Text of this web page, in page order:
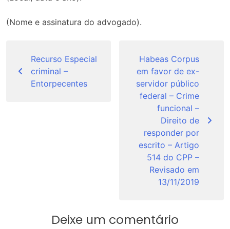
(Nome e assinatura do advogado).
Post
Recurso Especial
criminal –
Entorpecentes
Habeas Corpus
em favor de ex-
servidor público
federal – Crime
funcional –
Direito de
responder por
escrito – Artigo
514 do CPP –
Revisado em
13/11/2019
Deixe um comentário